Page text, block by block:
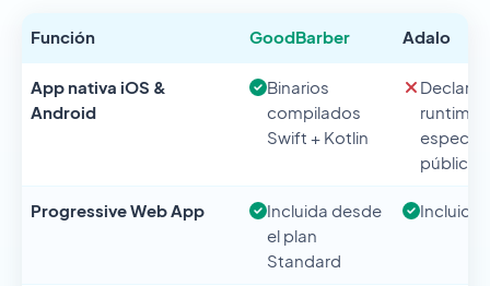
Función GoodBarber Adalo
App nativa iOS &
Android
Binarios
compilados
Swift + Kotlin
runtime
Progressive Web App
Incluida desde
el plan
Standard
Incluida